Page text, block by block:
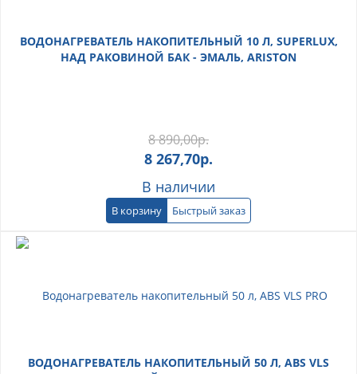
ВОДОНАГРЕВАТЕЛЬ НАКОПИТЕЛЬНЫЙ 10 Л, SUPERLUX,
НАД РАКОВИНОЙ БАК - ЭМАЛЬ, ARISTON
8 890,00р.
8 267,70р.
В наличии
В корзину Быстрый заказ
ВОДОНАГРЕВАТЕЛЬ НАКОПИТЕЛЬНЫЙ 50 Л, ABS VLS